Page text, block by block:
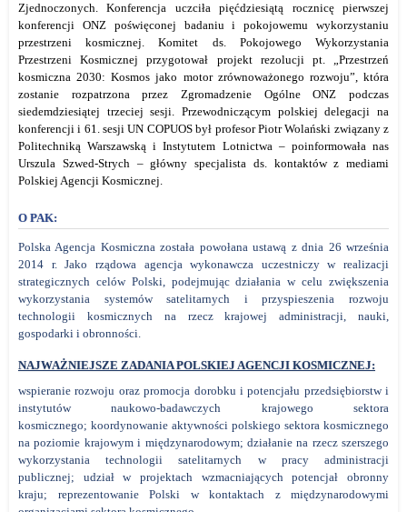
Zjednoczonych. Konferencja uczciła pięćdziesiątą rocznicę pierwszej
konferencji ONZ poświęconej badaniu i pokojowemu wykorzystaniu
przestrzeni kosmicznej. Komitet ds. Pokojowego Wykorzystania
Przestrzeni Kosmicznej przygotował projekt rezolucji pt. „Przestrzeń
kosmiczna 2030: Kosmos jako motor zrównoważonego rozwoju”, która
zostanie rozpatrzona przez Zgromadzenie Ogólne ONZ podczas
siedemdziesiątej trzeciej sesji. Przewodniczącym polskiej delegacji na
konferencji i 61. sesji UN COPUOS był profesor Piotr Wolański związany z
Politechniką Warszawską i Instytutem Lotnictwa – poinformowała nas
Urszula Szwed-Strych – główny specjalista ds. kontaktów z mediami
Polskiej Agencji Kosmicznej.
O PAK:
Polska Agencja Kosmiczna została powołana ustawą z dnia 26 września
2014 r. Jako rządowa agencja wykonawcza uczestniczy w realizacji
strategicznych celów Polski, podejmując działania w celu zwiększenia
wykorzystania systemów satelitarnych i przyspieszenia rozwoju
technologii kosmicznych na rzecz krajowej administracji, nauki,
gospodarki i obronności.
NAJWAŻNIEJSZE ZADANIA POLSKIEJ AGENCJI KOSMICZNEJ:
wspieranie rozwoju oraz promocja dorobku i potencjału przedsiębiorstw i
instytutów naukowo-badawczych krajowego sektora
kosmicznego; koordynowanie aktywności polskiego sektora kosmicznego
na poziomie krajowym i międzynarodowym; działanie na rzecz szerszego
wykorzystania technologii satelitarnych w pracy administracji
publicznej; udział w projektach wzmacniających potencjał obronny
kraju; reprezentowanie Polski w kontaktach z międzynarodowymi